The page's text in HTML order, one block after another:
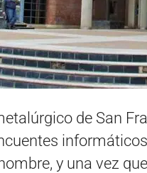
de San
y una vez